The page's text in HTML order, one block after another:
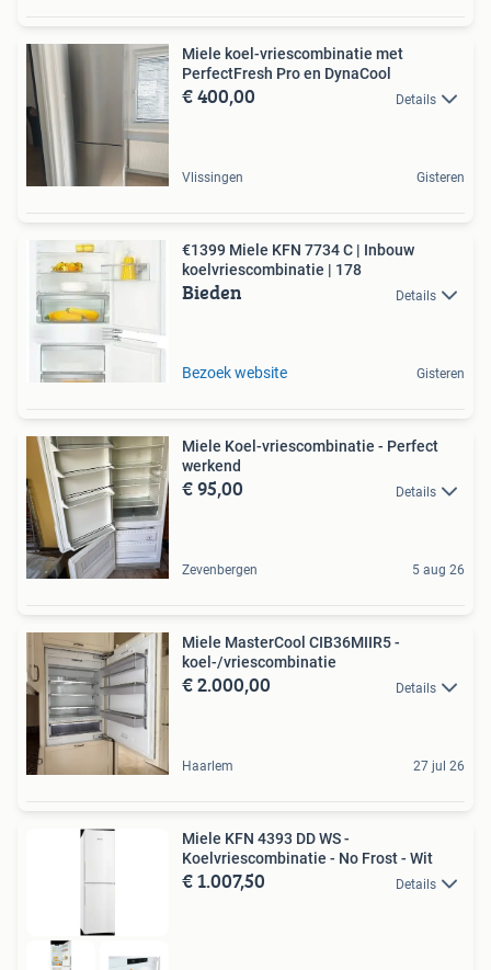
Miele koel-vriescombinatie met
PerfectFresh Pro en DynaCool
€ 400,00 Details
Vlissingen Gisteren
€1399 Miele KFN 7734 C | Inbouw
koelvriescombinatie | 178
Bieden Details
Bezoek website Gisteren
Miele Koel-vriescombinatie - Perfect
werkend
€ 95,00 Details
Zevenbergen 5 aug 26
Miele MasterCool CIB36MIIR5 -
koel-/vriescombinatie
€ 2.000,00 Details
Haarlem 27 jul 26
Miele KFN 4393 DD WS -
Koelvriescombinatie - No Frost - Wit
€ 1.007,50 Details